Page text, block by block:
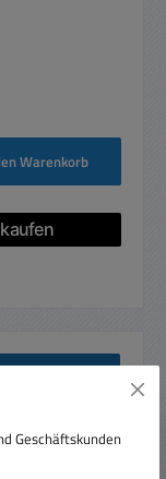
die Schaltflächen um
Warenkorb
Geschäftskunden